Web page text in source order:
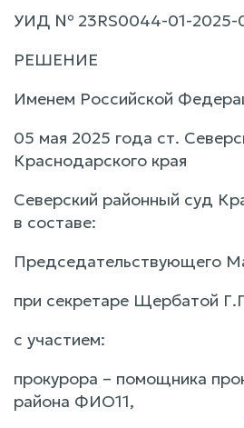
УИД № 23RS0044-01-2025-
РЕШЕНИЕ
Именем Российской
05 мая 2025 года ст.
Краснодарского края
Северский районный суд
в составе:
Председательствующего
при секретаре Щербатой
с участием:
прокурора – помощника
района ФИО11,